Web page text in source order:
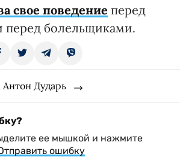
свое поведение перед
перед болельщиками.
Дударь
ее мышкой и нажмите
ошибку